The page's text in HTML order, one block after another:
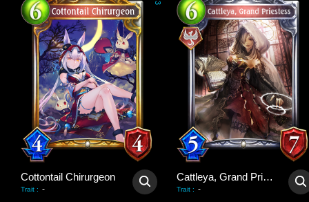
3
Cottontail Chirurgeon
Trait : -
Cattleya, Grand Priestess
Trait : -